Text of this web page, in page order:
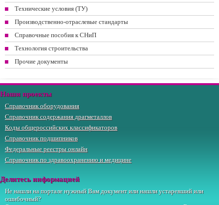
Технические условия (ТУ)
Производственно-отраслевые стандарты
Справочные пособия к СНиП
Технология строительства
Прочие документы
Наши проекты
Справочник оборудования
Справочник содержания драгметаллов
Коды общероссийских классификаторов
Справочник подшипников
Федеральные реестры онлайн
Справочник по здравоохранению и медицине
Делитесь информацией
Не нашли на портале нужный Вам документ или нашли устаревший или
ошибочный?